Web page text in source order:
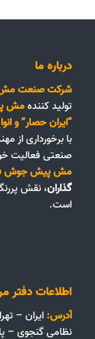
درباره ما
شرکت صنعت مش و
تولید کنندهمش
“ایران حصار”و
با برخورداری
صنعتی فعالیت
مش پیش جوش
گذاران، نقش
است.
اطلاعات دفتر
آدرس: ایران –